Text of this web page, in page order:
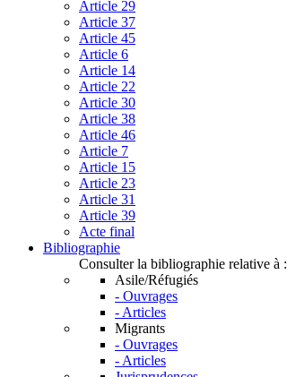
Article 29
Article 37
Article 45
Article 6
Article 14
Article 22
Article 30
Article 38
Article 46
Article 7
Article 15
Article 23
Article 31
Article 39
Acte final
Bibliographie
Consulter la bibliographie relative à :
Asile/Réfugiés
- Ouvrages
- Articles
Migrants
- Ouvrages
- Articles